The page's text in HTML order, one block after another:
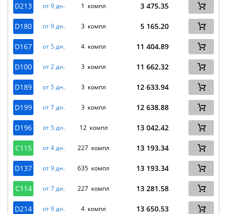
D213 от 9 дн. 1 компл 3 475.35
D180 от 9 дн. 3 компл 5 165.20
D167 от 5 дн. 4 компл 11 404.89
D100 от 2 дн. 3 компл 11 662.32
D189 от 5 дн. 3 компл 12 633.94
D199 от 7 дн. 3 компл 12 638.88
D196 от 5 дн. 12 компл 13 042.42
C115 от 4 дн. 227 компл 13 193.34
D137 от 9 дн. 635 компл 13 193.34
C114 от 7 дн. 227 компл 13 281.58
D214 от 9 дн. 4 компл 13 650.53